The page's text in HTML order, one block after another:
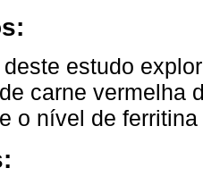
estudo
carne vermelha
o nível de